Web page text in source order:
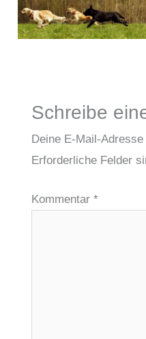
Schreibe
Deine E-Mail-
Erforderliche Felder
Kommentar *